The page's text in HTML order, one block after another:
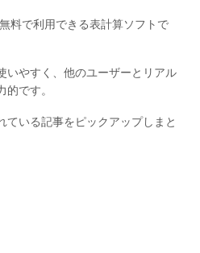
料で利用できる表計算ソフトで
いやすく、他のユーザーとリアル
です。
ている記事をピックアップしまと